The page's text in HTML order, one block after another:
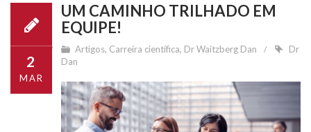
2
MAR
UM CAMINHO TRILHADO EM
EQUIPE!
Artigos, Carreira científica, Dr Waitzberg Dan
Dr
Dan